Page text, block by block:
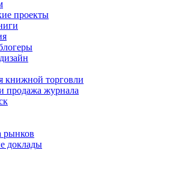
проекты
книжной торговли
продажа журнала
рынков
доклады